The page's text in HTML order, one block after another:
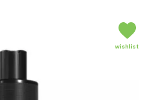
wishlist